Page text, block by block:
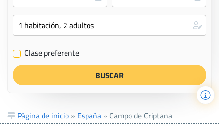
✔ Clase preferente
Página de inicio » España » Campo de Criptana